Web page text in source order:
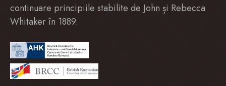
continuare principiile stabilite de John și Rebecca
Whitaker în 1889.